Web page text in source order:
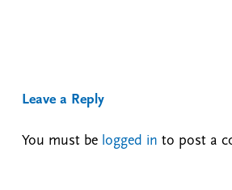
Leave a Reply
You must be logged in to post a